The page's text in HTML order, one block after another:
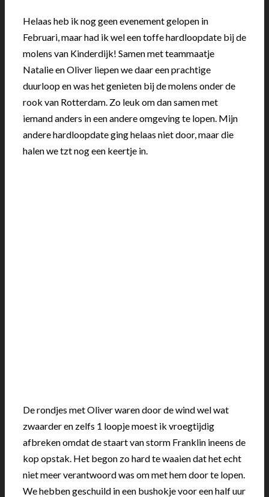
Helaas heb ik nog geen evenement gelopen in
Februari, maar had ik wel een toffe hardloopdate bij de
molens van Kinderdijk! Samen met teammaatje
Natalie en Oliver liepen we daar een prachtige
duurloop en was het genieten bij de molens onder de
rook van Rotterdam. Zo leuk om dan samen met
iemand anders in een andere omgeving te lopen. Mijn
andere hardloopdate ging helaas niet door, maar die
halen we tzt nog een keertje in.
De rondjes met Oliver waren door de wind wel wat
zwaarder en zelfs 1 loopje moest ik vroegtijdig
afbreken omdat de staart van storm Franklin ineens de
kop opstak. Het begon zo hard te waaien dat het echt
niet meer verantwoord was om met hem door te lopen.
We hebben geschuild in een bushokje voor een half uur